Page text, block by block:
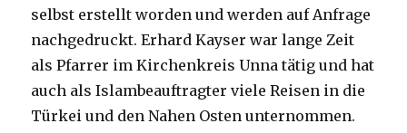
selbst erstellt worden und werden auf Anfrage
nachgedruckt. Erhard Kayser war lange Zeit
als Pfarrer im Kirchenkreis Unna tätig und hat
auch als Islambeauftragter viele Reisen in die
Türkei und den Nahen Osten unternommen.